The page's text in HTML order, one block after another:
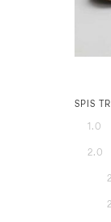
SPIS
1.0
2.0